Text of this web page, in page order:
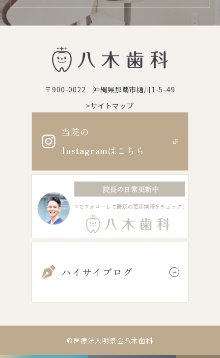
〒900-0022 沖縄県那覇市樋川1-5-49
>サイトマップ
当院の
Instagramはこちら
ハイサイブログ
©医療法人明景会八木歯科